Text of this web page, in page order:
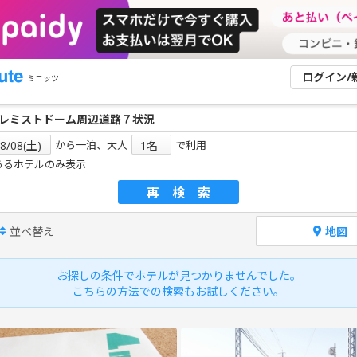
ミニッツ ログイン/
から一泊、大人
で利用
るホテルのみ表示
再検索
並べ替え 地図
お探しの条件でホテルが見つかりませんでした。
こちらの方法での検索もお試しください。